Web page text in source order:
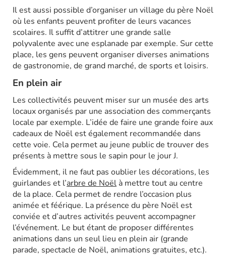
Il est aussi possible d’organiser un village du père Noël
où les enfants peuvent profiter de leurs vacances
scolaires. Il suffit d’attitrer une grande salle
polyvalente avec une esplanade par exemple. Sur cette
place, les gens peuvent organiser diverses animations
de gastronomie, de grand marché, de sports et loisirs.
En plein air
Les collectivités peuvent miser sur un musée des arts
locaux organisés par une association des commerçants
locale par exemple. L’idée de faire une grande foire aux
cadeaux de Noël est également recommandée dans
cette voie. Cela permet au jeune public de trouver des
présents à mettre sous le sapin pour le jour J.
Évidemment, il ne faut pas oublier les décorations, les
guirlandes et l’arbre de Noël à mettre tout au centre
de la place. Cela permet de rendre l’occasion plus
animée et féérique. La présence du père Noël est
conviée et d’autres activités peuvent accompagner
l’événement. Le but étant de proposer différentes
animations dans un seul lieu en plein air (grande
parade, spectacle de Noël, animations gratuites, etc.).